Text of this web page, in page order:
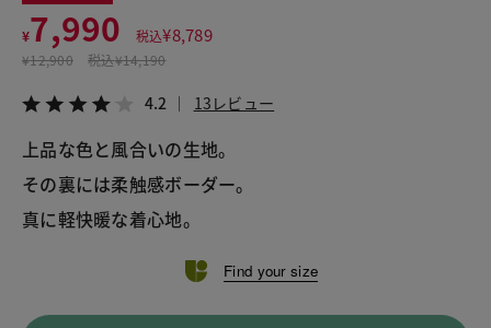
¥7,990 税込¥8,789
¥12,900 税込¥14,190
4.2 13レビュー
上品な色と風合いの生地。
その裏には柔触感ボーダー。
真に軽快暖な着心地。
Find your size
LINE X